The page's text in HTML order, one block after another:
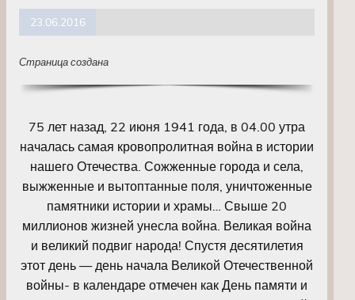
23.06.2016
Страница создана
75 лет назад, 22 июня 1941 года, в 04.00 утра
началась самая кровопролитная война в истории
нашего Отечества. Сожженные города и села,
выжженные и вытоптанные поля, уничтоженные
памятники истории и храмы… Свыше 20
миллионов жизней унесла война. Великая война
и великий подвиг народа! Спустя десятилетия
этот день — день начала Великой Отечественной
войны- в календаре отмечен как День памяти и